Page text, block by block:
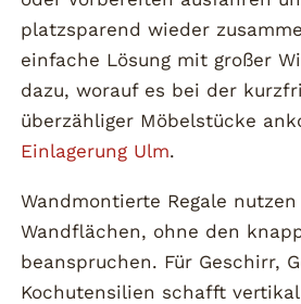
platzsparend wieder
einfache Lösung mit großer
dazu, worauf es bei der
überzähliger Möbelstücke
Einlagerung Ulm.
Wandmontierte Regale
Wandflächen, ohne den
beanspruchen. Für Geschirr,
Kochutensilien schafft